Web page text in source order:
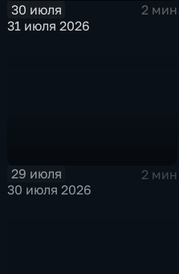
30 июля
2 мин
31 июля 2026
29 июля
2 мин
30 июля 2026